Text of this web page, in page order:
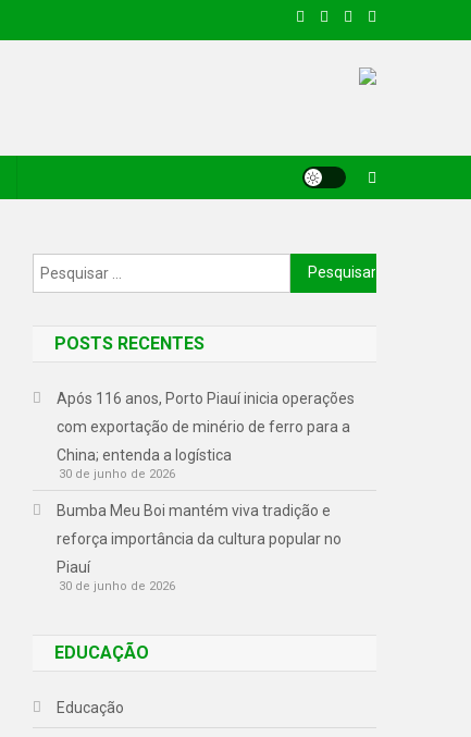
POSTS RECENTES
Após 116 anos, Porto Piauí inicia operações
com exportação de minério de ferro para a
China; entenda a logística
30 de junho de 2026
Bumba Meu Boi mantém viva tradição e
reforça importância da cultura popular no
Piauí
30 de junho de 2026
EDUCAÇÃO
Educação